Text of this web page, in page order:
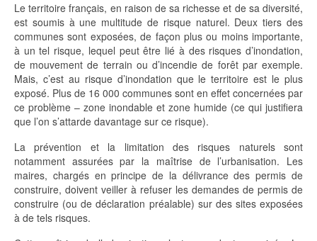
Le territoire français, en raison de sa richesse et de sa diversité,
est soumis à une multitude de risque naturel. Deux tiers des
communes sont exposées, de façon plus ou moins importante,
à un tel risque, lequel peut être lié à des risques d’inondation,
de mouvement de terrain ou d’incendie de forêt par exemple.
Mais, c’est au risque d’inondation que le territoire est le plus
exposé. Plus de 16 000 communes sont en effet concernées par
ce problème – zone inondable et zone humide (ce qui justifiera
que l’on s’attarde davantage sur ce risque).
La prévention et la limitation des risques naturels sont
notamment assurées par la maîtrise de l’urbanisation. Les
maires, chargés en principe de la délivrance des permis de
construire, doivent veiller à refuser les demandes de permis de
construire (ou de déclaration préalable) sur des sites exposées
à de tels risques.